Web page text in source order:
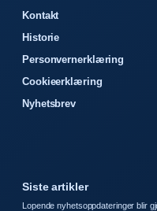
Kontakt
Historie
Personvernerklæring
Cookieerklæring
Nyhetsbrev
Siste artikler
Lopende nyhetsoppdateringer blir